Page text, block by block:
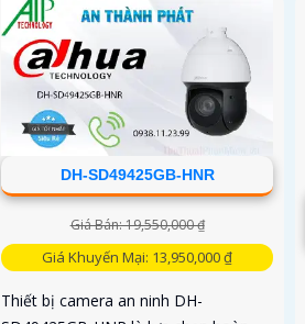
DH-SD49425GB-HNR
Giá Bán: 19,550,000 ₫
Giá Khuyến Mại: 13,950,000 ₫
Thiết bị camera an ninh DH-